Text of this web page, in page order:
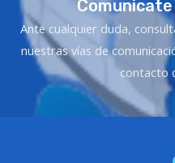
Ante cualquier duda,
nuestras vías de
contacto